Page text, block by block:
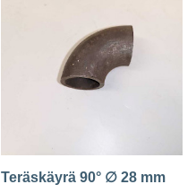
Teräskäyrä 90° ∅ 28 mm